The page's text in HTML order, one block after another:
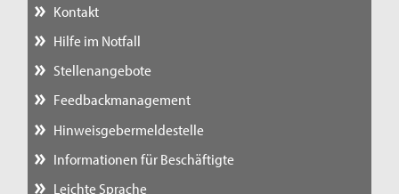
Kontakt
Hilfe im Notfall
Stellenangebote
Feedbackmanagement
Hinweisgebermeldestelle
Informationen für Beschäftigte
Leichte Sprache